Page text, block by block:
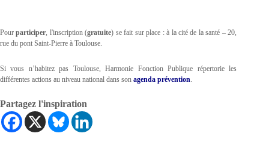
Pourparticiper , l'inscription (gratuite) se fait sur place : à la cité de la santé – 20,
rue du pont Saint-Pierre à Toulouse.
Si vous n’habitez pas Toulouse, Harmonie Fonction Publique répertorie les
différentes actions au niveau national dans son agenda prévention
Partagez l'inspiration